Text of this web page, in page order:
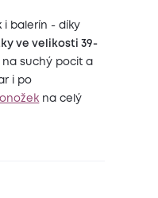
i balerín - díky
ve velikosti 39-
na suchý pocit a
i po
na celý